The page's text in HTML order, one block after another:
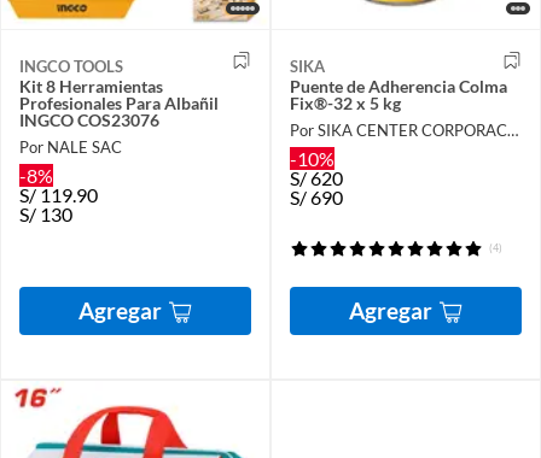
INGCO TOOLS
Kit 8 Herramientas
Profesionales Para Albañil
INGCO COS23076
Por NALE SAC
-8%
S/119.90
S/ 130
Agregar
SIKA
Puente de Adherencia Colma
Fix®-32 x 5 kg
Por SIKA CENTER CORPORACIÓN LAU
-10%
S/620
S/690
(4)
Agregar